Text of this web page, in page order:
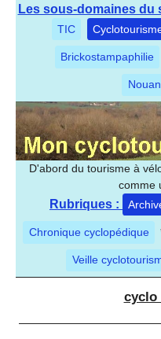
Les sous-domaines du
TIC
Brickostampaphilie
D'abord du tourisme à
comme
Rubriques :
Chronique cyclopédique
Veille
cyclo